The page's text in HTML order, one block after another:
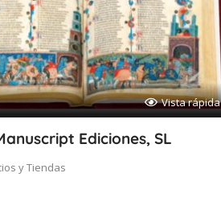
Vista rápida
Ediciones, SL
y Tiendas